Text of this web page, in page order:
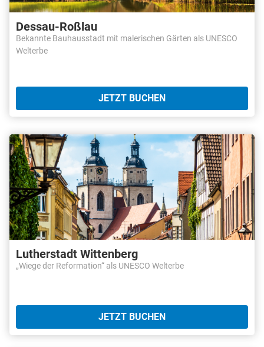
Dessau-Roßlau
Bekannte Bauhausstadt mit malerischen Gärten als UNESCO
Welterbe
JETZT BUCHEN
Lutherstadt Wittenberg
„Wiege der Reformation“ als UNESCO Welterbe
JETZT BUCHEN